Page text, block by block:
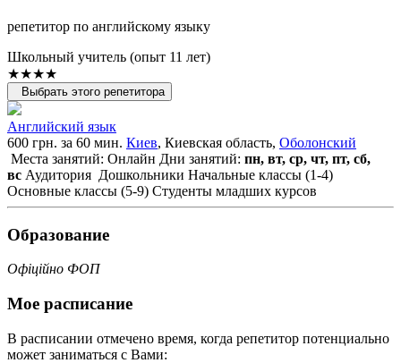
репетитор по английскому языку
Школьный учитель (опыт 11 лет)
★★★★
Выбрать этого репетитора
Английский язык
600 грн. за 60 мин. Киев, Киевская область, Оболонский
Места занятий: Онлайн Дни занятий: пн, вт, ср, чт, пт, сб,
вс Аудитория Дошкольники Начальные классы (1-4)
Основные классы (5-9) Студенты младших курсов
Образование
Офіційно ФОП
Мое расписание
В расписании отмечено время, когда репетитор потенциально
может заниматься с Вами: